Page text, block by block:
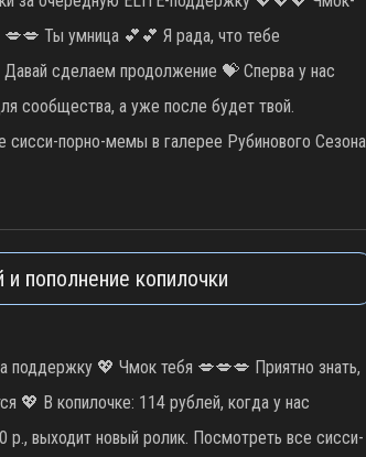
💋💋 Ты умница 💕💕 Я рада, что тебе
Давай сделаем продолжение 💝 Сперва у нас
сообщества, а уже после будет твой.
сисси-порно-мемы в галерее Рубинового Сезона
пополнение копилочки
поддержку 💖 Чмок тебя 💋💋💋 Приятно знать,
💖 В копилочке: 114 рублей, когда у нас
р., выходит новый ролик. Посмотреть все сисси-